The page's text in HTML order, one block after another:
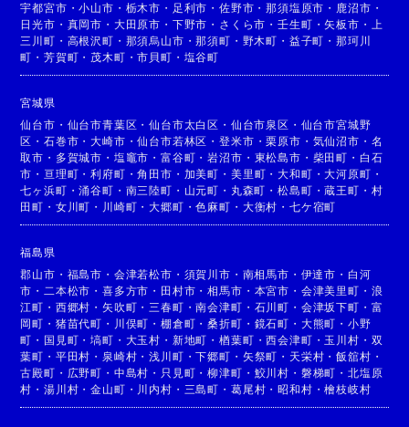
宇都宮市 ・小山市 ・ 栃木市 ・ 足利市 ・佐野市 ・那須塩原市 ・ 鹿沼市 ・
日光市 ・ 真岡市 ・ 大田原市 ・ 下野市 ・ さくら市 ・壬生町 ・矢板市 ・
上
三川町 ・ 高根沢町 ・ 那須烏山市 ・那須町 ・ 野木町 ・ 益子町 ・那珂川
町 ・芳賀町 ・ 茂木町 ・市貝町 ・ 塩谷町
宮城県
仙台市 ・ 仙台市青葉区 ・仙台市太白区 ・ 仙台市泉区 ・ 仙台市宮城野
区 ・石巻市 ・大崎市 ・仙台市若林区 ・登米市 ・栗原市 ・ 気仙沼市 ・ 名
取市 ・ 多賀城市 ・ 塩竈市 ・富谷町 ・岩沼市 ・ 東松島市 ・ 柴田町 ・ 白石
市 ・ 亘理町 ・利府町 ・角田市 ・ 加美町 ・ 美里町 ・大和町 ・大河原町 ・
七ヶ浜町 ・涌谷町 ・ 南三陸町 ・ 山元町 ・ 丸森町 ・松島町 ・蔵王町 ・ 村
田町 ・ 女川町 ・ 川崎町 ・大郷町 ・色麻町 ・ 大衡村 ・ 七ケ宿町
福島県
郡山市 ・ 福島市 ・ 会津若松市 ・ 須賀川市 ・ 南相馬市 ・ 伊達市 ・ 白河
市 ・ 二本松市 ・喜多方市 ・ 田村市 ・相馬市 ・ 本宮市 ・ 会津美里町 ・ 浪
江町 ・ 西郷村 ・矢吹町 ・ 三春町 ・南会津町 ・ 石川町 ・ 会津坂下町 ・ 富
岡町 ・ 猪苗代町 ・ 川俣町 ・棚倉町 ・桑折町 ・ 鏡石町 ・ 大熊町 ・ 小野
町 ・ 国見町 ・塙町 ・ 大玉村 ・ 新地町 ・楢葉町 ・西会津町 ・ 玉川村 ・ 双
葉町 ・ 平田村 ・ 泉崎村 ・浅川町 ・下郷町 ・ 矢祭町 ・ 天栄村 ・飯舘村 ・
古殿町 ・ 広野町 ・ 中島村 ・ 只見町 ・柳津町 ・ 鮫川村 ・ 磐梯町 ・ 北塩原
村 ・湯川村 ・金山町 ・ 川内村 ・ 三島町 ・ 葛尾村 ・昭和村 ・檜枝岐村